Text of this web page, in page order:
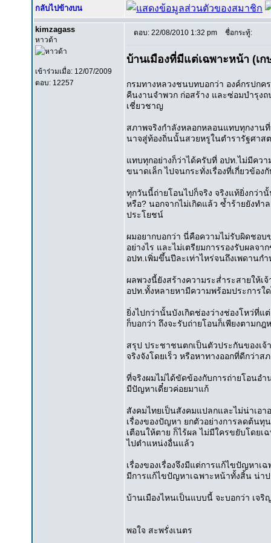
กลับไปข้างบน
kimzagass
หาวด้า
เข้าร่วมเมื่อ: 12/07/2009
ตอบ: 12257
ตอบ: 22/08/2010 1:32 pm ชื่อกระทู้:
บ้านเมืองที่มีแต่เฉพาะหน้า (เก
กรมทางหลวงชนบทบอกว่า องค์กรปก
คืนงานจำพวก ก่อสร้าง และซ่อมบำรุง
เชี่ยวชาญ
สภาพจริงกำลังหลอกหลอนแทบทุกงาน
นาจสู่ท้องถิ่นนั้นสวยหรูในตำรารัฐศาส
แทบทุกอย่างก็ว่าได้ครับที่ อปท.ไม่มีคว
ขนาดเล็ก ไปจนกระทั่งเรื่องที่เกี่ยวข้อ
ทุกวันนี้ถ่ายโอนไปก็จริง จริงแท้ยิ่งกว่า
หรือ? นอกจากไม่เกิดแล้ว ซ้ำร้ายยังท
ประโยชน์
ผมอยากบอกว่า นี่คือความไม่รับผิดชอบ
อย่างไร และไม่เตรียมการรองรับผลจ
อปท.เพิ่มขึ้นปีละเท่าไหร่จนถึงเพดานก
ผลพวงนี้ยังสร้างความระส่ำระสายให้
อปท.ทั้งหลายหามีความพร้อมประการ
ยิ่งไปกว่านั้นบังเกิดช่องว่างช่องโหว่ที่
ก็บอกว่า ถึงจะรับถ่ายโอนก็เพียงตามกฎ
สรุป ประชาชนตกเป็นตัวประกันของเจ้
จริงจังโดยเร็ว หรือหาทางออกที่ดีกว่า
ที่จริงผมไม่ได้ขัดข้องกับการถ่ายโอนอ
มีปัญหาเดี๋ยวค่อยมาแก้
สังคมไทยเป็นสังคมแปลกและไม่น่าเอ
เรื่องของปัญหา ยกตัวอย่างการลดต้นทุ
เตือนให้ตาย ก็ไร้ผล ไม่มีใครขยับโดย
ไปตำแหน่งอื่นแล้ว
เรื่องของเรื่องจึงมีแต่การแก้ไขปัญหาเ
มีการแก้ไขปัญหาเฉพาะหน้าทั้งสิ้น น่า
บ้านเมืองไหนเป็นแบบนี้ จะบอกว่า เจ
พอใจ สะพรั่งเนตร